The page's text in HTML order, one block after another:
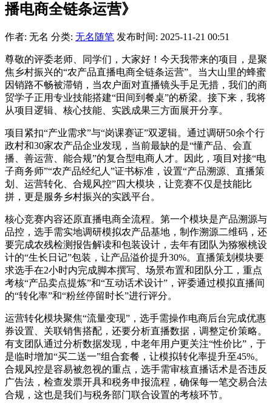
播电商全链条运营》
作者: 无名 分类: 无名随笔 发布时间: 2025-11-21 00:51
尊敬的评委老师、同学们，大家好！今天我带来的项目，是聚
焦乡村振兴的“农产品直播电商全链条运营”。当大山里的蜂蜜
因销路不畅被滞销，当农户面对直播镜头手足无措，我们的商
贸学子正用专业技能搭建“田间到餐桌”的桥梁。接下来，我将
从项目逻辑、核心技能、实践成果三方面展开分享。
项目紧扣“产业需求”与“岗课赛证”双逻辑。通过调研50余个行
政村和30家农产品企业发现，当前最缺的是“懂产品、会直
播、善运营、能合规”的复合型电商人才。因此，项目对接“电
子商务师”“农产品经纪人”证书标准，设置“产品溯源、直播策
划、运营转化、合规风控”四大模块，让竞赛不仅是技能比
拼，更是服务乡村振兴的实践平台。
核心竞赛内容还原直播电商全流程。第一个模块是产品溯源与
品控，选手需实地调研模拟农产品基地，制作溯源二维码，还
要完成农残检测报告解读和包装设计，去年有团队为猕猴桃设
计的“生长日记”包装，让产品溢价提升30%。直播策划模块要
求选手在2小时内完成脚本撰写、场景布置和团队分工，重点
考核“产品卖点提炼”和“互动话术设计”，评委通过模拟直播间
的“转化率”和“粉丝停留时长”进行评分。
运营转化模块聚焦“流量变现”，选手需操作电商后台完成优惠
券设置、关联销售搭配，还要分析直播数据，调整定价策略。
有支团队通过分析数据发现，中老年用户更关注“性价比”，于
是临时增加“买二送一”组合套餐，让模拟转化率提升至45%。
合规风控是容易被忽视的重点，选手需审核直播话术是否违反
广告法，检查发票开具和税务申报流程，确保每一笔交易合法
合规，这也是我们与税务部门联合设置的考核环节。